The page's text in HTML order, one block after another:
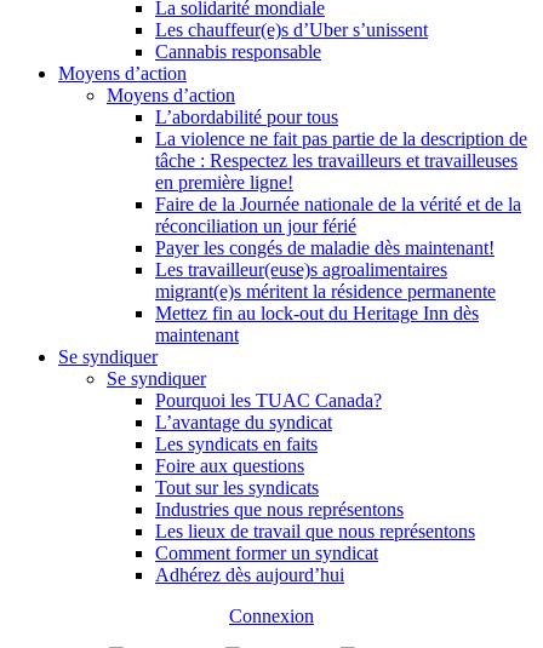
La solidarité mondiale
Les chauffeur(e)s d’Uber s’unissent
Cannabis responsable
Moyens d’action
Moyens d’action
L’abordabilité pour tous
La violence ne fait pas partie de la description de
tâche : Respectez les travailleurs et travailleuses
en première ligne!
Faire de la Journée nationale de la vérité et de la
réconciliation un jour férié
Payer les congés de maladie dès maintenant!
Les travailleur(euse)s agroalimentaires
migrant(e)s méritent la résidence permanente
Mettez fin au lock-out du Heritage Inn dès
maintenant
Se syndiquer
Se syndiquer
Pourquoi les TUAC Canada?
L’avantage du syndicat
Les syndicats en faits
Foire aux questions
Tout sur les syndicats
Industries que nous représentons
Les lieux de travail que nous représentons
Comment former un syndicat
Adhérez dès aujourd’hui
Connexion